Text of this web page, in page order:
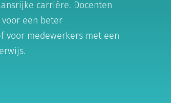
carrière. Docenten
een beter
voor medewerkers met een